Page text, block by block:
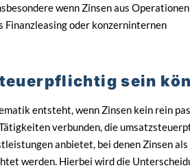
wenn Zinsen aus Operationen
Finanzleasing oder konzerninternen
sein
entsteht, wenn Zinsen kein rein
verbunden, die
anbietet, bei denen Zinsen als
werden. Hierbei wird die